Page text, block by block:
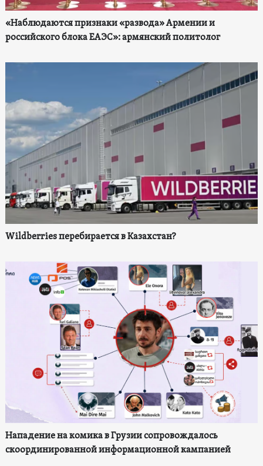
«Наблюдаются признаки «развода» Армении и
российского блока ЕАЭС»: армянский политолог
Wildberries перебирается в Казахстан?
Нападение на комика в Грузии сопровождалось
скоординированной информационной кампанией